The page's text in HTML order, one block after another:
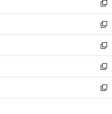
く
で
開
く
ド
ウ
で
開
く
ィ
ン
ド
ウ
で
開
く
い
ウ
ィ
ン
ド
ウ
で
開
く
新
し
い
ウ
ィ
ン
ド
ウ
で
開
新
し
い
ウ
ィ
ン
ド
ウ
新
し
い
ウ
ィ
ン
新
し
い
ウ
新
し